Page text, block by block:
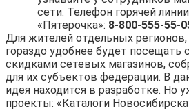
сети. Телефон горячей
«Пятерочка»: 8-800-555-55-
Для жителей отдельных
гораздо удобнее будет посещать
скидками сетевых магазинов,
для их субъектов федерации. В
идея находится в разработке. Но
проекты: «Каталоги